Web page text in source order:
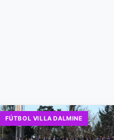
FÚTBOL VILLA DALMINE